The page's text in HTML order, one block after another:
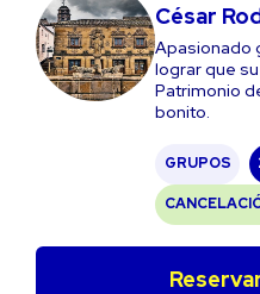
César
Apasionado
lograr que
Patrimonio
bonito.
GRUPOS